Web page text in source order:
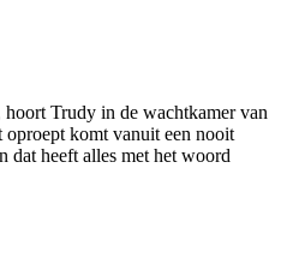
Trudy in de wachtkamer van
komt vanuit een nooit
dat heeft alles met het woord